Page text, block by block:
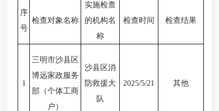
序
号
检查对象名称
实施检查
的机构名
称
检查时间 检查结果
1
三明市沙县区
博远家政服务
部（个体工商
户）
沙县区消
防救援大
队
2025/5/21 其他